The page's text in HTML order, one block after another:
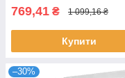
769,41 ₴ 1 099,16 ₴
Купити
–30%